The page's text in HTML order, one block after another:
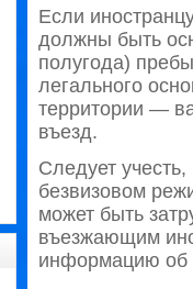
Если
должны быть
полугода)
легального
территории —
въезд.
Следует
безвизовом
может быть
въезжающим
информацию об